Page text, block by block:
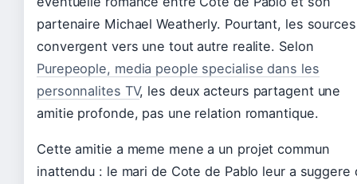
partenaire Michael Weatherly. Pourtant, les sources
convergent vers une tout autre realite. Selon
Purepeople, media people specialise dans les
personnalites TV, les deux acteurs partagent une
amitie profonde, pas une relation romantique.
Cette amitie a meme mene a un projet commun
inattendu : le mari de Cote de Pablo leur a suggere